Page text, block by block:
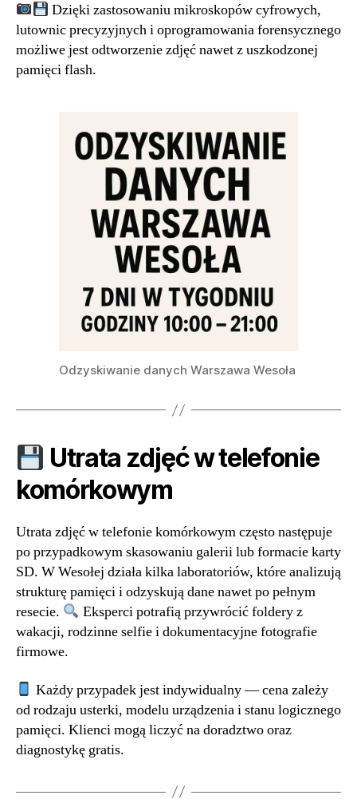
Dzięki zastosowaniu mikroskopów cyfrowych,
lutownic precyzyjnych i oprogramowania forensycznego
możliwe jest odtworzenie zdjęć nawet z uszkodzonej
pamięci flash.
Odzyskiwanie danych Warszawa Wesoła
Utrata zdjęć w telefonie
komórkowym
Utrata zdjęć w telefonie komórkowym często następuje
po przypadkowym skasowaniu galerii lub formacie karty
SD. W Wesołej działa kilka laboratoriów, które analizują
strukturę pamięci i odzyskują dane nawet po pełnym
resecie.
Eksperci potrafią przywrócić foldery z
wakacji, rodzinne selfie i dokumentacyjne fotografie
firmowe.
Każdy przypadek jest indywidualny — cena zależy
od rodzaju usterki, modelu urządzenia i stanu logicznego
pamięci. Klienci mogą liczyć na doradztwo oraz
diagnostykę gratis.